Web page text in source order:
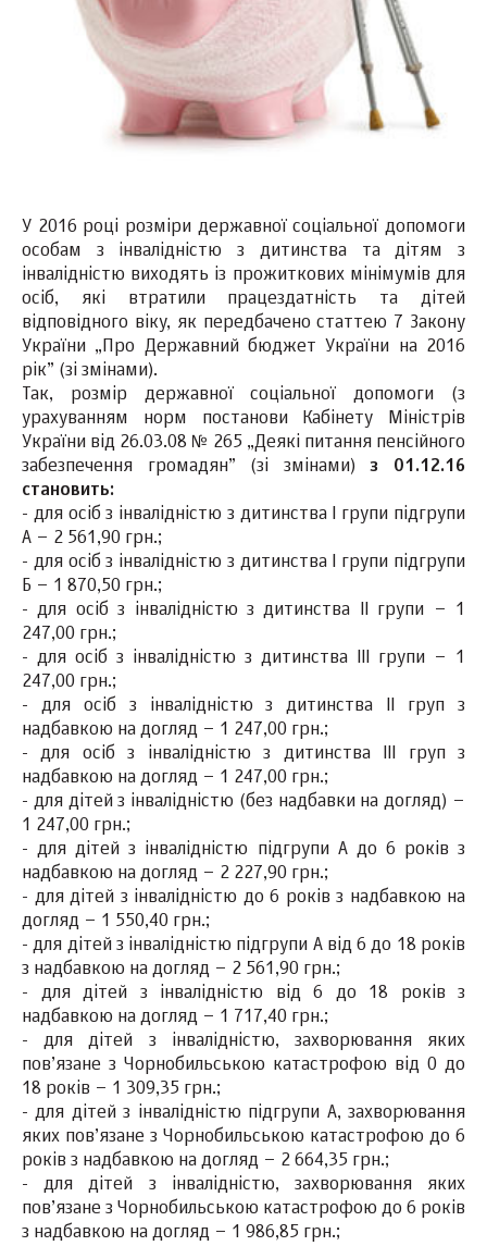
У 2016 році розміри державної соціальної допомоги
особам з інвалідністю з дитинства та дітям з
інвалідністю виходять із прожиткових мінімумів для
осіб, які втратили працездатність та дітей
відповідного віку, як передбачено статтею 7 Закону
України „Про Державний бюджет України на 2016
рік” (зі змінами).
Так, розмір державної соціальної допомоги (з
урахуванням норм постанови Кабінету Міністрів
України від 26.03.08 № 265 „Деякі питання пенсійного
забезпечення громадян” (зі змінами)з 01.12.16
становить:
- для осіб з інвалідністю з дитинства І групи підгрупи
А – 2 561,90 грн.;
- для осіб з інвалідністю з дитинства І групи підгрупи
Б – 1 870,50 грн.;
- для осіб з інвалідністю з дитинства ІІ групи – 1
247,00 грн.;
- для осіб з інвалідністю з дитинства ІІІ групи – 1
247,00 грн.;
- для осіб з інвалідністю з дитинства ІІ груп з
надбавкою на догляд – 1 247,00 грн.;
- для осіб з інвалідністю з дитинства ІІІ груп з
надбавкою на догляд – 1 247,00 грн.;
- для дітей з інвалідністю (без надбавки на догляд) –
1 247,00 грн.;
- для дітей з інвалідністю підгрупи А до 6 років з
надбавкою на догляд – 2 227,90 грн.;
- для дітей з інвалідністю до 6 років з надбавкою на
догляд – 1 550,40 грн.;
- для дітей з інвалідністю підгрупи А від 6 до 18 років
з надбавкою на догляд – 2 561,90 грн.;
- для дітей з інвалідністю від 6 до 18 років з
надбавкою на догляд – 1 717,40 грн.;
- для дітей з інвалідністю, захворювання яких
пов’язане з Чорнобильською катастрофою від 0 до
18 років – 1 309,35 грн.;
- для дітей з інвалідністю підгрупи А, захворювання
яких пов’язане з Чорнобильською катастрофою до 6
років з надбавкою на догляд – 2 664,35 грн.;
- для дітей з інвалідністю, захворювання яких
пов’язане з Чорнобильською катастрофою до 6 років
з надбавкою на догляд – 1 986,85 грн.;